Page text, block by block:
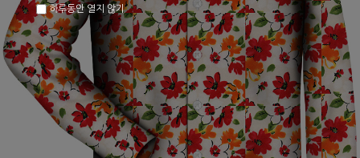
하루동안 열지 않기